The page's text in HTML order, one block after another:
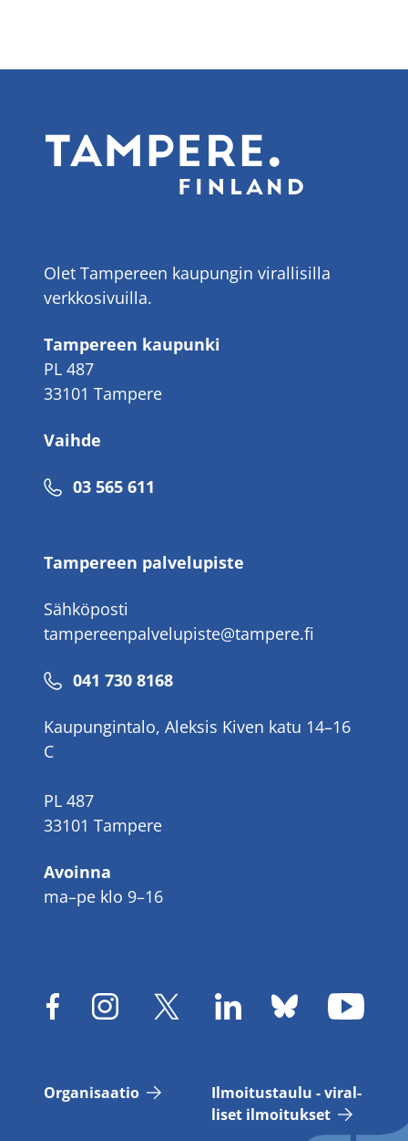
Olet Tampereen kaupungin virallisilla
verkkosivuilla.
Tampereen kaupunki
PL 487
33101 Tampere
Vaihde
Puhelinnumero
03 565 611
Tampereen palvelupiste
Sähköposti
tampereenpalvelupiste@tampere.fi
Puhelinnumero
041 730 8168
Kaupungintalo, Aleksis Kiven katu 14–16
C
PL 487
33101 Tampere
Avoinna
ma–pe klo 9–16
Or­ga­ni­saa­tio
Il­moi­tus­tau­lu - vi­ral­
li­set il­moi­tuk­set